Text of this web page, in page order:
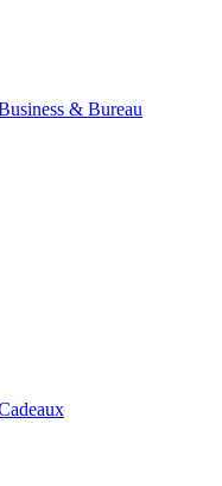
& Bureau